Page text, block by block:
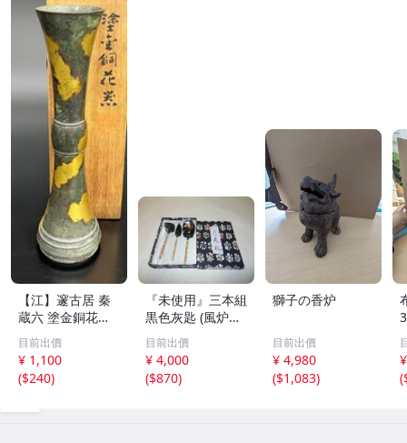
【江】邃古居 秦
蔵六 塗金銅花器
直径約9cm×高さ
30cm 在銘 共箱
古美術品(華道具
花生花瓶花生飾
目前出價
¥ 1,100
($240)
『未使用』三本組
黒色灰匙 (風炉用)
化粧箱
目前出價
¥ 4,000
($870)
獅子の香炉
目前出價
¥ 4,980
($1,083)
(